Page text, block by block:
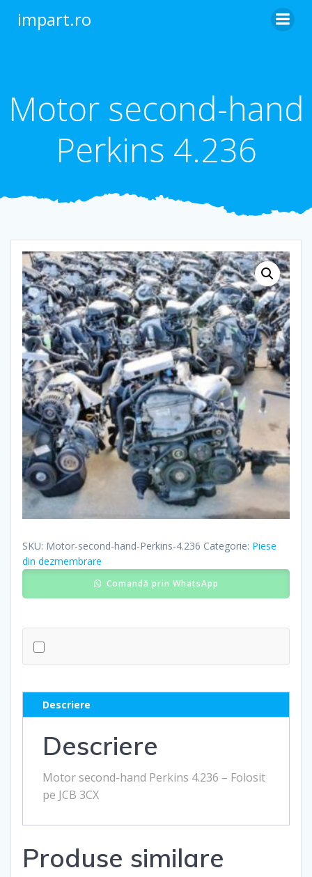
impart.ro
Motor second-hand
Perkins 4.236
SKU: Motor-second-hand-Perkins-4.236 Categorie: Piese
din dezmembrare
Comandă prin WhatsApp
Descriere
Descriere
Motor second-hand Perkins 4.236 – Folosit
pe JCB 3CX
Produse similare